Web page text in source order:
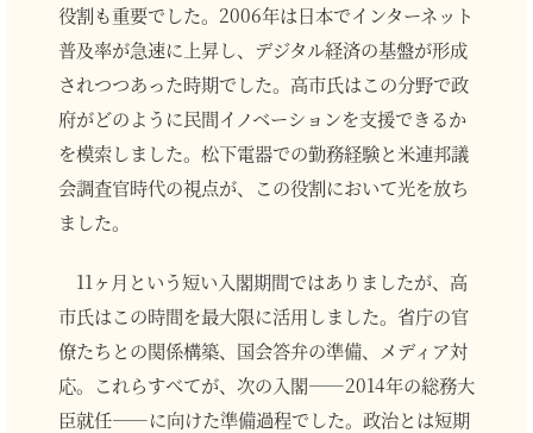
役割も重要でした。2006年は日本でインターネット
普及率が急速に上昇し、デジタル経済の基盤が形成
されつつあった時期でした。高市氏はこの分野で政
府がどのように民間イノベーションを支援できるか
を模索しました。松下電器での勤務経験と米連邦議
会調査官時代の視点が、この役割において光を放ち
ました。
11ヶ月という短い入閣期間ではありましたが、高
市氏はこの時間を最大限に活用しました。省庁の官
僚たちとの関係構築、国会答弁の準備、メディア対
応。これらすべてが、次の入閣――2014年の総務大
臣就任――に向けた準備過程でした。政治とは短期